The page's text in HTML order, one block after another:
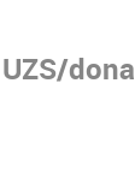
UZS/dona